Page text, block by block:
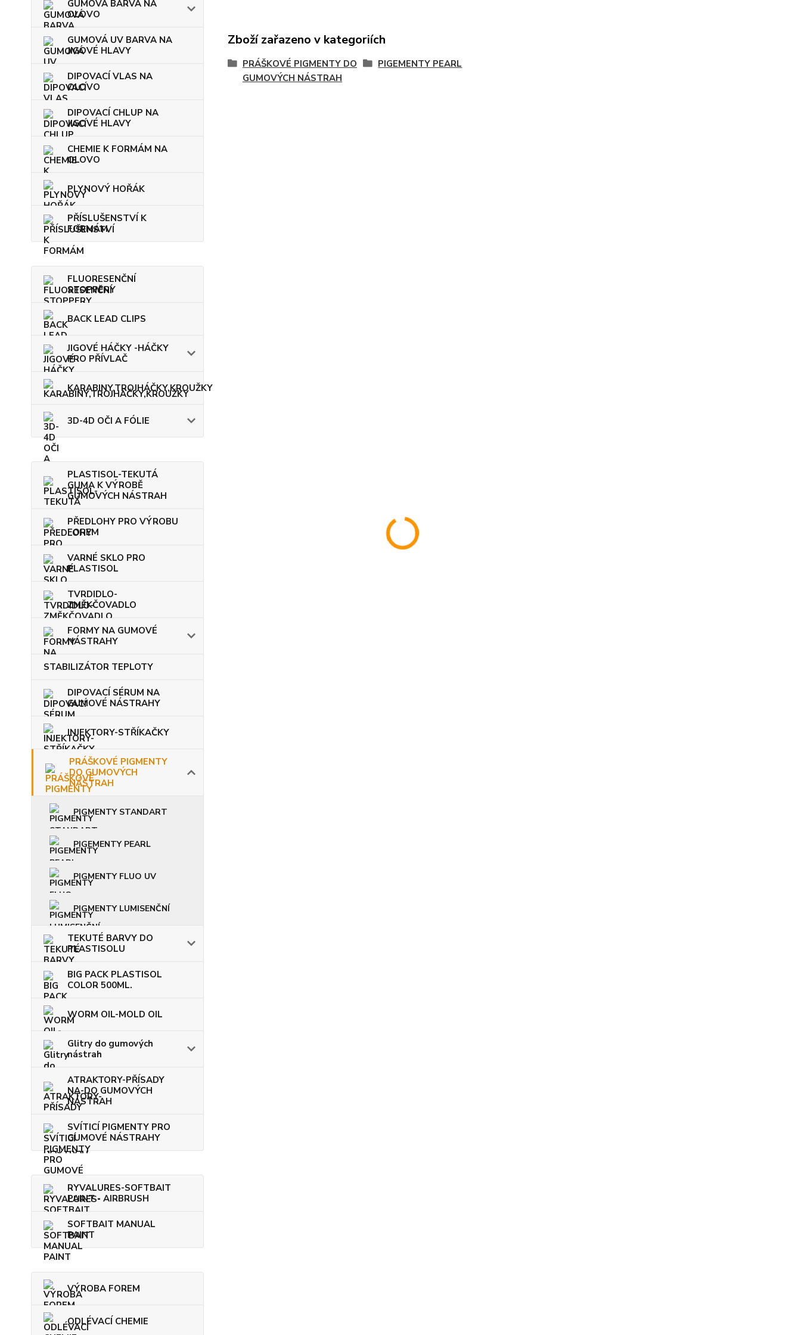
GUMOVÁ BARVA NA
OLOVO
GUMOVÁ UV BARVA NA
JIGOVÉ HLAVY
DIPOVACÍ VLAS NA
OLOVO
DIPOVACÍ CHLUP NA
JIGOVÉ HLAVY
CHEMIE K FORMÁM NA
OLOVO
PLYNOVÝ HOŘÁK
PŘÍSLUŠENSTVÍ K
FORMÁM
FLUORESENČNÍ
STOPPERY
BACK LEAD CLIPS
JIGOVÉ HÁČKY -HÁČKY
PRO PŘÍVLAČ
KARABINY,TROJHÁČKY,KROUŽKY
3D-4D OČI A FÓLIE
PLASTISOL-TEKUTÁ
GUMA K VÝROBĚ
GUMOVÝCH NÁSTRAH
PŘEDLOHY PRO VÝROBU
FOREM
VARNÉ SKLO PRO
PLASTISOL
TVRDIDLO-
ZMĚKČOVADLO
FORMY NA GUMOVÉ
NÁSTRAHY
STABILIZÁTOR TEPLOTY
DIPOVACÍ SÉRUM NA
GUMOVÉ NÁSTRAHY
INJEKTORY-STŘÍKAČKY
PRÁŠKOVÉ PIGMENTY
DO GUMOVÝCH
NÁSTRAH
PIGMENTY STANDART
PIGEMENTY PEARL
PIGMENTY FLUO UV
PIGMENTY LUMISENČNÍ
TEKUTÉ BARVY DO
PLASTISOLU
BIG PACK PLASTISOL
COLOR 500ML.
WORM OIL-MOLD OIL
Glitry do gumových
nástrah
ATRAKTORY-PŘÍSADY
NA-DO GUMOVÝCH
NÁSTRAH
SVÍTICÍ PIGMENTY PRO
GUMOVÉ NÁSTRAHY
RYVALURES-SOFTBAIT
PAINT - AIRBRUSH
SOFTBAIT MANUAL
PAINT
VÝROBA FOREM
ODLÉVACÍ CHEMIE
Zboží zařazeno v kategoriích
PRÁŠKOVÉ PIGMENTY DO
GUMOVÝCH NÁSTRAH
PIGEMENTY PEARL